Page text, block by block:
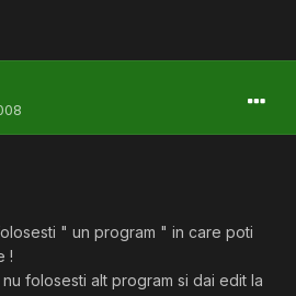
" un program " in care poti
!
folosesti alt program si dai edit la